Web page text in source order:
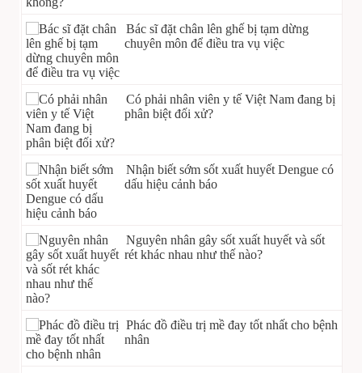
Bác sĩ đặt chân lên ghế bị tạm dừng
chuyên môn để điều tra vụ việc
Có phải nhân viên y tế Việt Nam đang bị
phân biệt đối xử?
Nhận biết sớm sốt xuất huyết Dengue có
dấu hiệu cảnh báo
Nguyên nhân gây sốt xuất huyết và sốt
rét khác nhau như thế nào?
Phác đồ điều trị mề đay tốt nhất cho bệnh
nhân